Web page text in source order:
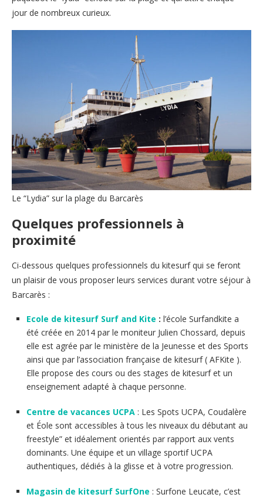
jour de nombreux curieux.
Le “Lydia” sur la plage du Barcarès
Quelques professionnels à
proximité
Ci-dessous quelques professionnels du kitesurf qui se feront
un plaisir de vous proposer leurs services durant votre séjour à
Barcarès :
Ecole de kitesurf Surf and Kite : l’école Surfandkite a
été créée en 2014 par le moniteur Julien Chossard, depuis
elle est agrée par le ministère de la Jeunesse et des Sports
ainsi que par l’association française de kitesurf ( AFKite ).
Elle propose des cours ou des stages de kitesurf et un
enseignement adapté à chaque personne.
Centre de vacances UCPA : Les Spots UCPA, Coudalère
et Éole sont accessibles à tous les niveaux du débutant au
freestyle” et idéalement orientés par rapport aux vents
dominants. Une équipe et un village sportif UCPA
authentiques, dédiés à la glisse et à votre progression.
Magasin de kitesurf SurfOne : Surfone Leucate, c’est